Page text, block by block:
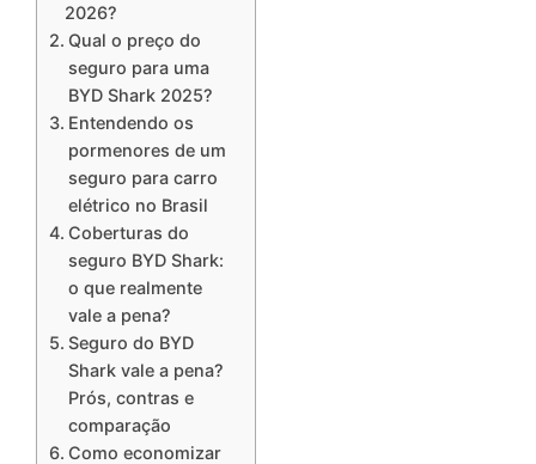
2026?
Qual o preço do
seguro para uma
BYD Shark 2025?
Entendendo os
pormenores de um
seguro para carro
elétrico no Brasil
Coberturas do
seguro BYD Shark:
o que realmente
vale a pena?
Seguro do BYD
Shark vale a pena?
Prós, contras e
comparação
Como economizar